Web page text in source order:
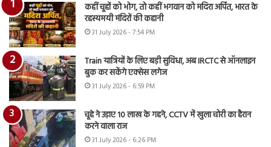
कहीं चूहों को भोग, तो कहीं भगवान को मदिरा अर्पित, भारत के
रहस्यमयी मंदिरों की कहानी
31 July 2026 - 7:54 PM
Train यात्रियों के लिए बड़ी सुविधा, अब IRCTC से ऑनलाइन
बुक कर सकेंगे एक्सेस लगेज
31 July 2026 - 6:59 PM
चूहे ने उड़ाए 10 लाख के गहने, CCTV में खुला चोरी का हैरान
करने वाला राज
31 July 2026 - 6:26 PM